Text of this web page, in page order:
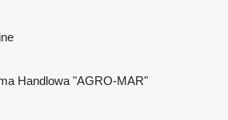
Handlowa "AGRO-MAR"